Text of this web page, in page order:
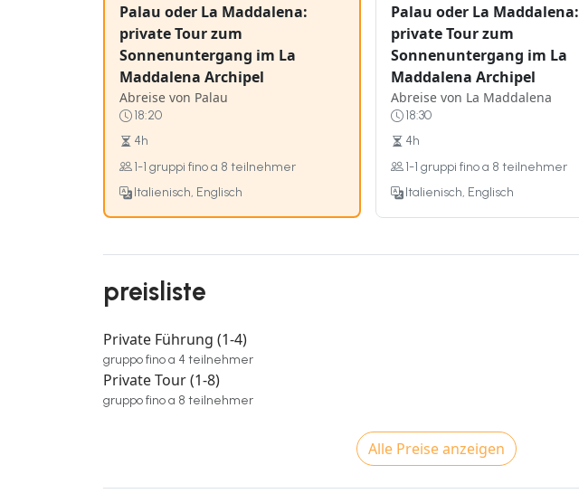
Palau oder La Maddalena:
private Tour zum
Sonnenuntergang im La
Maddalena Archipel
Abreise von Palau
18:20
4h
1-1 gruppi fino a 8 teilnehmer
Italienisch, Englisch
Palau oder La Maddalena:
private Tour zum
Sonnenuntergang im La
Maddalena Archipel
Abreise von La Maddalena
18:30
4h
1-1 gruppi fino a 8 teilnehmer
Italienisch, Englisch
preisliste
Private Führung (1-4)
gruppo fino a 4 teilnehmer
Private Tour (1-8)
gruppo fino a 8 teilnehmer
Alle Preise anzeigen